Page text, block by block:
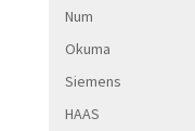
Num
Okuma
Siemens
HAAS